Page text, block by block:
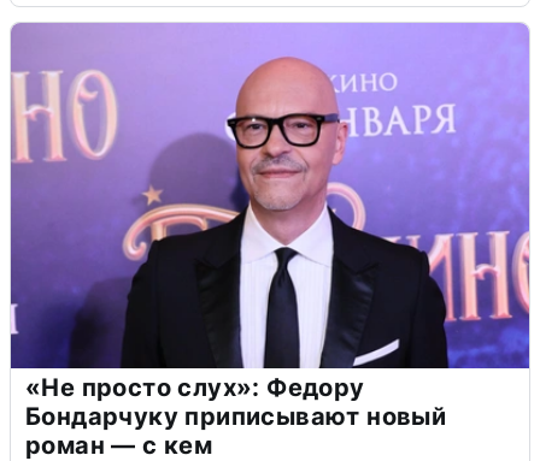
«Не просто слух»: Федору
Бондарчуку приписывают новый
роман — с кем